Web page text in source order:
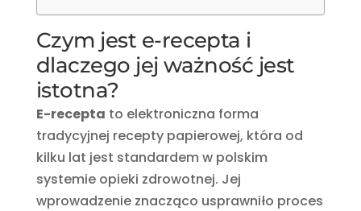
Czym jest e-recepta i
dlaczego jej ważność jest
istotna?
E-recepta to elektroniczna forma
tradycyjnej recepty papierowej, która od
kilku lat jest standardem w polskim
systemie opieki zdrowotnej. Jej
wprowadzenie znacząco usprawniło proces